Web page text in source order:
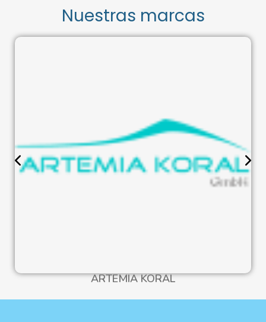
Nuestras marcas
ARTEMIA KORAL